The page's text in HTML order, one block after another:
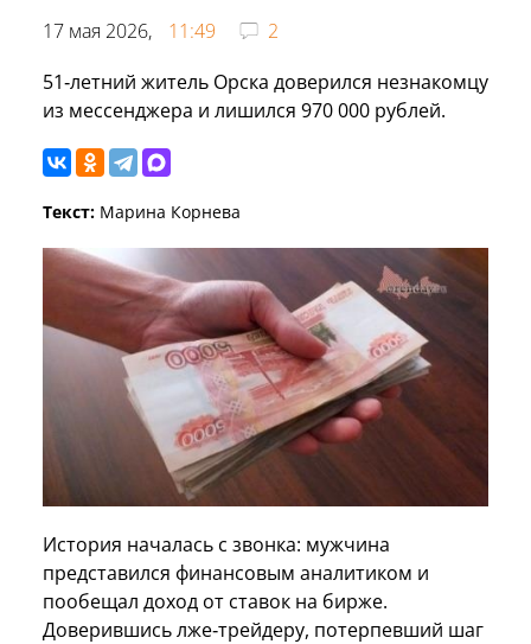
17 мая 2026, 11:49
2
51‑летний житель Орска доверился незнакомцу
из мессенджера и лишился 970 000 рублей.
Текст: Марина Корнева
История началась с звонка: мужчина
представился финансовым аналитиком и
пообещал доход от ставок на бирже.
Доверившись лже‑трейдеру, потерпевший шаг